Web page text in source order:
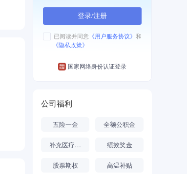
登录/注册
已阅读并同意 《用户服务协议》 和
《隐私政策》
国家网络身份认证登录
公司福利
五险一金 全额公积金
补充医疗保险 绩效奖金
股票期权 高温补贴